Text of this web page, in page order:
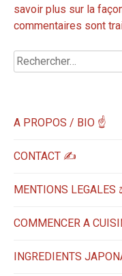
savoir plus sur la
commentaires sont
Rechercher :
A PROPOS / BIO ☝
CONTACT ✍️
MENTIONS LEGALES
COMMENCER A
INGREDIENTS